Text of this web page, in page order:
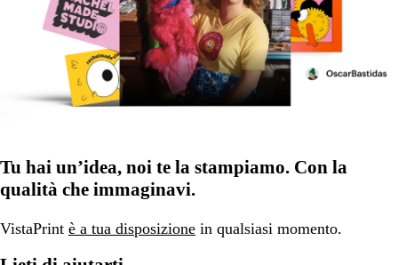
Tu hai un’idea, noi te la stampiamo. Con la
qualità che immaginavi.
VistaPrint è a tua disposizione in qualsiasi momento.